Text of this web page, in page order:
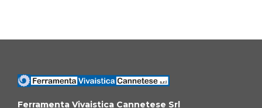
Ferramenta Vivaistica Cannetese Srl